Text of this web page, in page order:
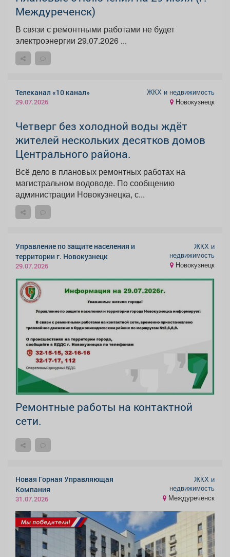
Междуреченск)
В связи с ремонтными работами не будет
электроэнергии 29.07.2026 ...
Телеканал «10 канал»
29.07.2026
ЖКХ и недвижимость
Новокузнецк
Четверг без холодной воды ждёт
жителей нескольких десятков домов
Центрального района.
Всё дело в плановых ремонтных работах на
магистральном водоводе. По сообщению
администрации Новокузнецка, с...
Управление по защите населения и
территории г. Новокузнецк
29.07.2026
ЖКХ и
недвижимость
Новокузнецк
Ремонтные работы на контактной
сети.
Новая Горная Управляющая
Компания
31.07.2026
ЖКХ и
недвижимость
Междуреченск